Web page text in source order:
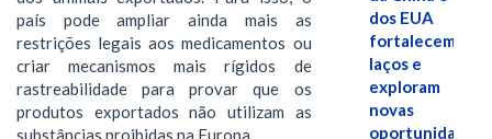
país pode ampliar ainda mais as
restrições legais aos medicamentos ou
criar mecanismos mais rígidos de
rastreabilidade para provar que os
produtos exportados não utilizam as
substâncias proibidas na Europa.
dos EUA
fortalecem
laços e
exploram
novas
oportunidades